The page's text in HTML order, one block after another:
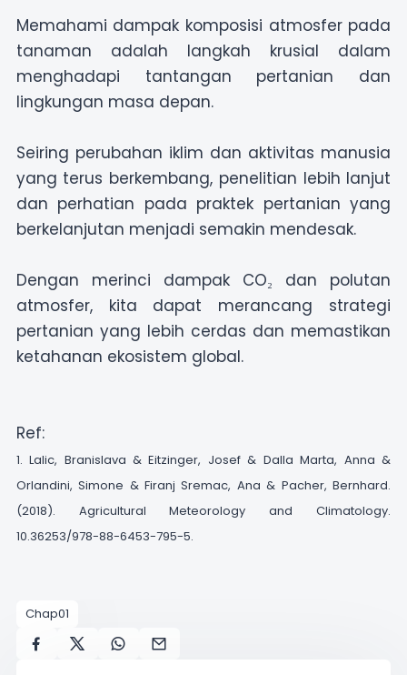
Memahami dampak komposisi atmosfer pada
tanaman adalah langkah krusial dalam
menghadapi tantangan pertanian dan
lingkungan masa depan.
Seiring perubahan iklim dan aktivitas manusia
yang terus berkembang, penelitian lebih lanjut
dan perhatian pada praktek pertanian yang
berkelanjutan menjadi semakin mendesak.
Dengan merinci dampak CO₂ dan polutan
atmosfer, kita dapat merancang strategi
pertanian yang lebih cerdas dan memastikan
ketahanan ekosistem global.
Ref:
1. Lalic, Branislava & Eitzinger, Josef & Dalla Marta, Anna &
Orlandini, Simone & Firanj Sremac, Ana & Pacher, Bernhard.
(2018). Agricultural Meteorology and Climatology.
10.36253/978-88-6453-795-5.
Chap01